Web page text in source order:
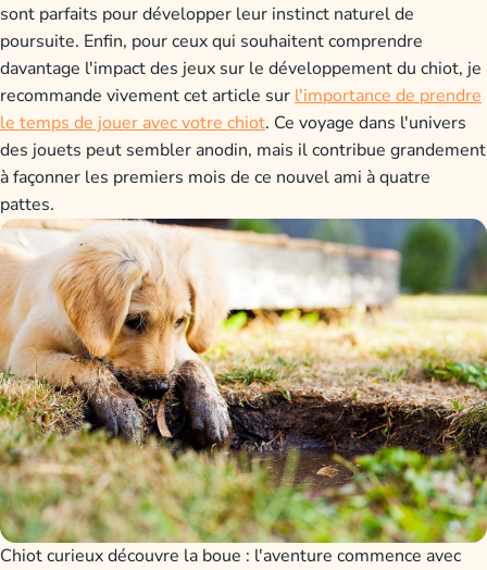
sont parfaits pour développer leur instinct naturel de
poursuite. Enfin, pour ceux qui souhaitent comprendre
davantage l'impact des jeux sur le développement du chiot, je
recommande vivement cet article sur l'importance de prendre
le temps de jouer avec votre chiot. Ce voyage dans l'univers
des jouets peut sembler anodin, mais il contribue grandement
à façonner les premiers mois de ce nouvel ami à quatre
pattes.
Chiot curieux découvre la boue : l'aventure commence avec